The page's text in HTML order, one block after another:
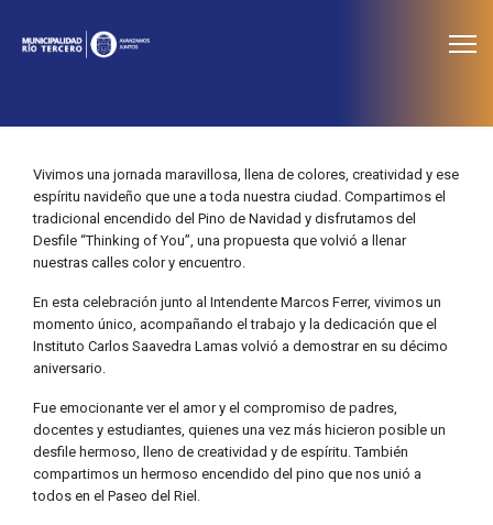
Vivimos una jornada maravillosa, llena de colores, creatividad y ese
espíritu navideño que une a toda nuestra ciudad. Compartimos el
tradicional encendido del Pino de Navidad y disfrutamos del
Desfile “Thinking of You”, una propuesta que volvió a llenar
nuestras calles color y encuentro.
En esta celebración junto al Intendente Marcos Ferrer, vivimos un
momento único, acompañando el trabajo y la dedicación que el
Instituto Carlos Saavedra Lamas volvió a demostrar en su décimo
aniversario.
Fue emocionante ver el amor y el compromiso de padres,
docentes y estudiantes, quienes una vez más hicieron posible un
desfile hermoso, lleno de creatividad y de espíritu. También
compartimos un hermoso encendido del pino que nos unió a
todos en el Paseo del Riel.